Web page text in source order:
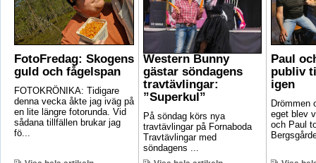
FotoFredag: Skogens
guld och fågelspan
FOTOKRÖNIKA: Tidigare
denna vecka åkte jag iväg på
en lite längre fotorunda. Vid
sådana tillfällen brukar jag
fö...
Western Bunny
gästar söndagens
travtävlingar:
”Superkul”
På söndag körs nya
travtävlingar på Fornaboda
Travtävlingar med
söndagens ...
Paul
publiv
igen
Drömmen
eget blev
och Paul